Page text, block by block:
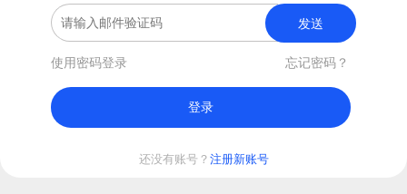
发送
使用密码登录 忘记密码？
登录
还没有账号？ 注册新账号